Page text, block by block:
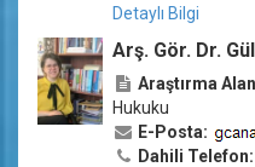
Detaylı Bilgi
Arş. Gör. Dr.
Araştırma
Hukuku
E-Posta:
Dahili Telefon: